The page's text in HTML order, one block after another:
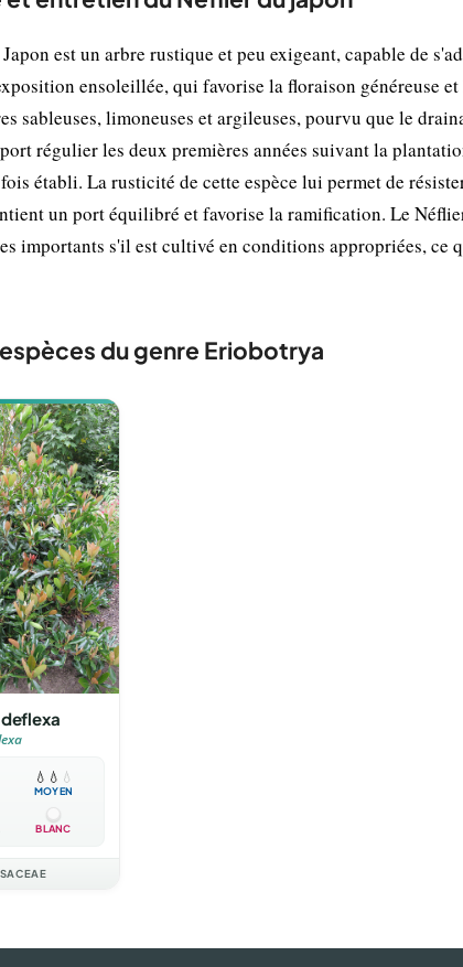
est un arbre rustique et peu exigeant, capable de
ensoleillée, qui favorise la floraison généreuse
sableuses, limoneuses et argileuses, pourvu que le
régulier les deux premières années suivant la
établi. La rusticité de cette espèce lui permet de
un port équilibré et favorise la ramification. Le
importants s'il est cultivé en conditions appropriées,
du genre Eriobotrya
💧 💧 💧
MOYEN
BLANC